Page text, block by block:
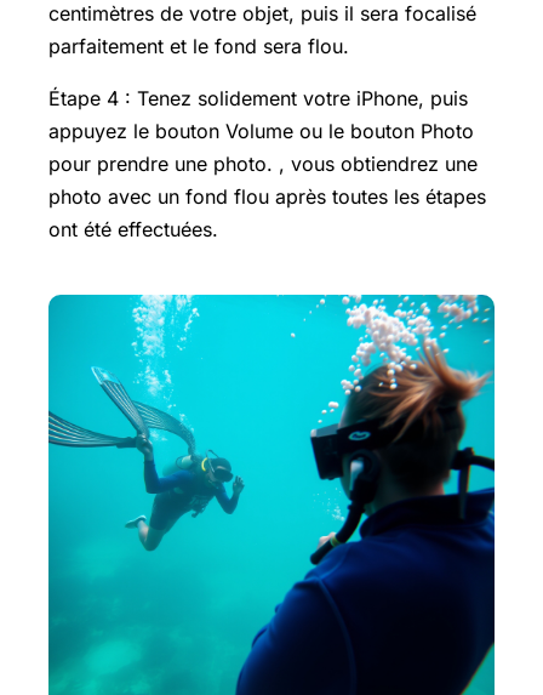
centimètres de votre objet, puis il sera focalisé
parfaitement et le fond sera flou.
Étape 4 : Tenez solidement votre iPhone, puis
appuyez le bouton Volume ou le bouton Photo
pour prendre une photo. , vous obtiendrez une
photo avec un fond flou après toutes les étapes
ont été effectuées.